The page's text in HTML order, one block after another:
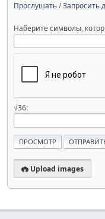
Прослушать/Запросить
Наберите символы,
√36:
Upload images